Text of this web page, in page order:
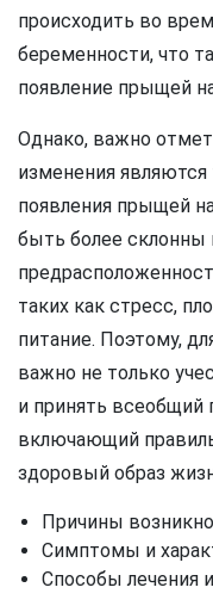
происходить во
беременности, что
появление прыщей
Однако, важно
изменения являются
появления прыщей
быть более склонны
таких как стресс,
питание. Поэтому,
важно не только
и принять всеобщий
включающий
здоровый образ
Причины
Симптомы и
Способы лечения